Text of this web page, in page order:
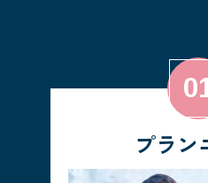
プラン